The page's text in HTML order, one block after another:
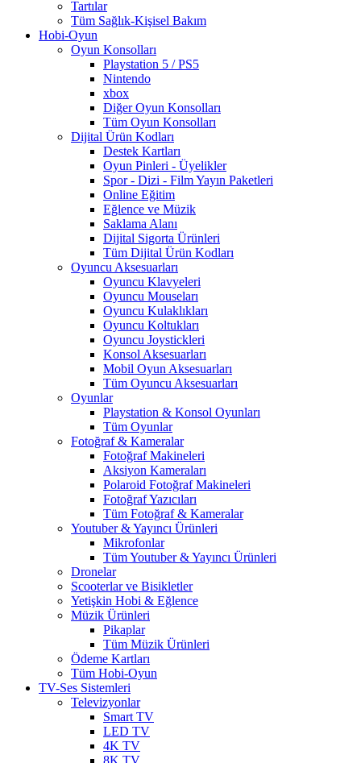
Tartılar
Tüm Sağlık-Kişisel Bakım
Hobi-Oyun
Oyun Konsolları
Playstation 5 / PS5
Nintendo
xbox
Diğer Oyun Konsolları
Tüm Oyun Konsolları
Dijital Ürün Kodları
Destek Kartları
Oyun Pinleri - Üyelikler
Spor - Dizi - Film Yayın Paketleri
Online Eğitim
Eğlence ve Müzik
Saklama Alanı
Dijital Sigorta Ürünleri
Tüm Dijital Ürün Kodları
Oyuncu Aksesuarları
Oyuncu Klavyeleri
Oyuncu Mouseları
Oyuncu Kulaklıkları
Oyuncu Koltukları
Oyuncu Joystickleri
Konsol Aksesuarları
Mobil Oyun Aksesuarları
Tüm Oyuncu Aksesuarları
Oyunlar
Playstation & Konsol Oyunları
Tüm Oyunlar
Fotoğraf & Kameralar
Fotoğraf Makineleri
Aksiyon Kameraları
Polaroid Fotoğraf Makineleri
Fotoğraf Yazıcıları
Tüm Fotoğraf & Kameralar
Youtuber & Yayıncı Ürünleri
Mikrofonlar
Tüm Youtuber & Yayıncı Ürünleri
Dronelar
Scooterlar ve Bisikletler
Yetişkin Hobi & Eğlence
Müzik Ürünleri
Pikaplar
Tüm Müzik Ürünleri
Ödeme Kartları
Tüm Hobi-Oyun
TV-Ses Sistemleri
Televizyonlar
Smart TV
LED TV
4K TV
8K TV